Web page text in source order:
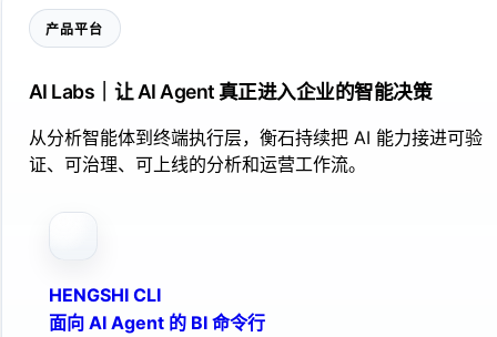
产品平台
AI Labs｜让 AI Agent 真正进入企业的智能决策
从分析智能体到终端执行层，衡石持续把 AI 能力接进可验
证、可治理、可上线的分析和运营工作流。
HENGSHI CLI
面向 AI Agent 的 BI 命令行